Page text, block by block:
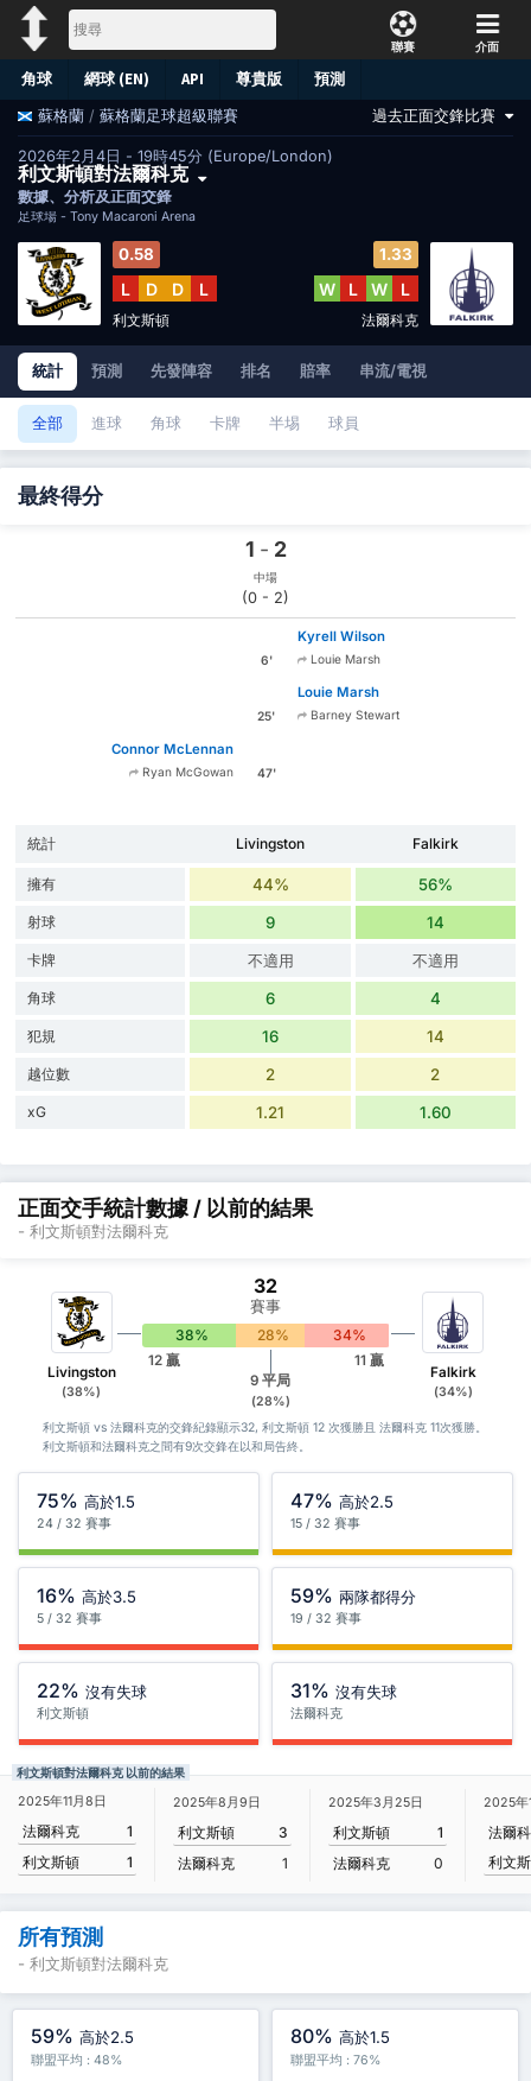
聯賽 介面
角球 網球 (EN) API 尊貴版 預測
蘇格蘭 / 蘇格蘭足球超級聯賽 過去正面交鋒比賽
2026年2月4日 - 19時45分 (Europe/London)
利文斯頓對法爾科克
數據、分析及正面交鋒
足球場 - Tony Macaroni Arena
0.58
L D D L
利文斯頓
1.33
W L W L
法爾科克
統計 預測 先發陣容 排名 賠率 串流/電視
全部 進球 角球 卡牌 半埸 球員
最終得分
1 - 2
中場
(0 - 2)
6'
Kyrell Wilson
Louie Marsh
25'
Louie Marsh
Barney Stewart
Connor McLennan
Ryan McGowan 47'
統計 Livingston Falkirk
擁有 44% 56%
射球 9 14
卡牌 不適用 不適用
角球 6 4
犯規 16 14
越位數 2 2
xG 1.21 1.60
正面交手統計數據 / 以前的結果
- 利文斯頓對法爾科克
Livingston
(38%)
32
賽事
38% 28% 34%
12 贏
9 平局
(28%)
11 贏
Falkirk
(34%)
利文斯頓 vs 法爾科克的交鋒紀錄顯示32, 利文斯頓 12 次獲勝且 法爾科克 11次獲勝。
利文斯頓和法爾科克之間有9次交鋒在以和局告終。
75% 高於1.5
24 / 32 賽事
47% 高於2.5
15 / 32 賽事
16% 高於3.5
5 / 32 賽事
59% 兩隊都得分
19 / 32 賽事
22% 沒有失球
利文斯頓
31% 沒有失球
法爾科克
利文斯頓對法爾科克 以前的結果
2025年11月8日
法爾科克
1
利文斯頓
1
2025年8月9日
利文斯頓
3
法爾科克
1
2025年3月25日
利文斯頓
1
法爾科克
0
2025年
法爾
利文
所有預測
- 利文斯頓對法爾科克
59% 高於2.5
聯盟平均 : 48%
80% 高於1.5
聯盟平均 : 76%